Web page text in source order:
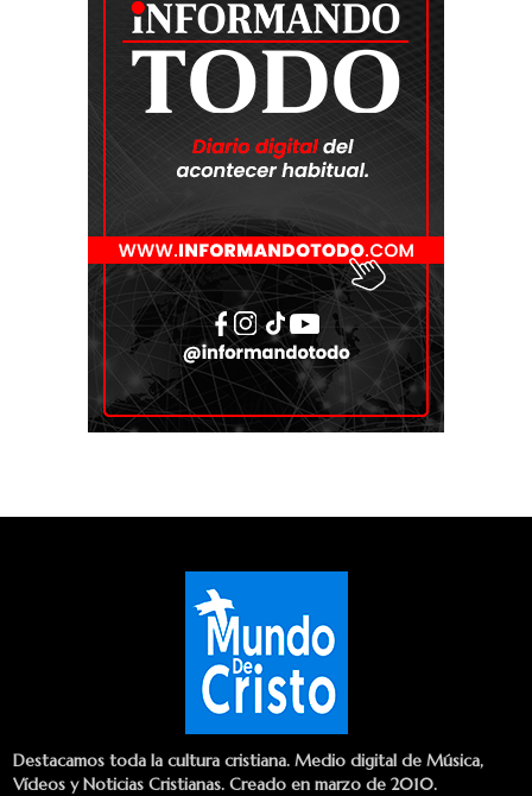
Destacamos toda la cultura cristiana. Medio digital de Música,
Vídeos y Noticias Cristianas. Creado en marzo de 2010.